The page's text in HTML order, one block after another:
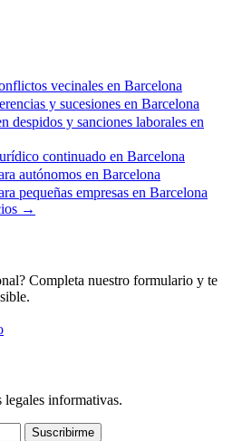
vecinales en Barcelona
y sucesiones en Barcelona
despidos y sanciones laborales en
continuado en Barcelona
autónomos en Barcelona
pequeñas empresas en Barcelona
→
Completa nuestro formulario y te
legales informativas.
Suscribirme